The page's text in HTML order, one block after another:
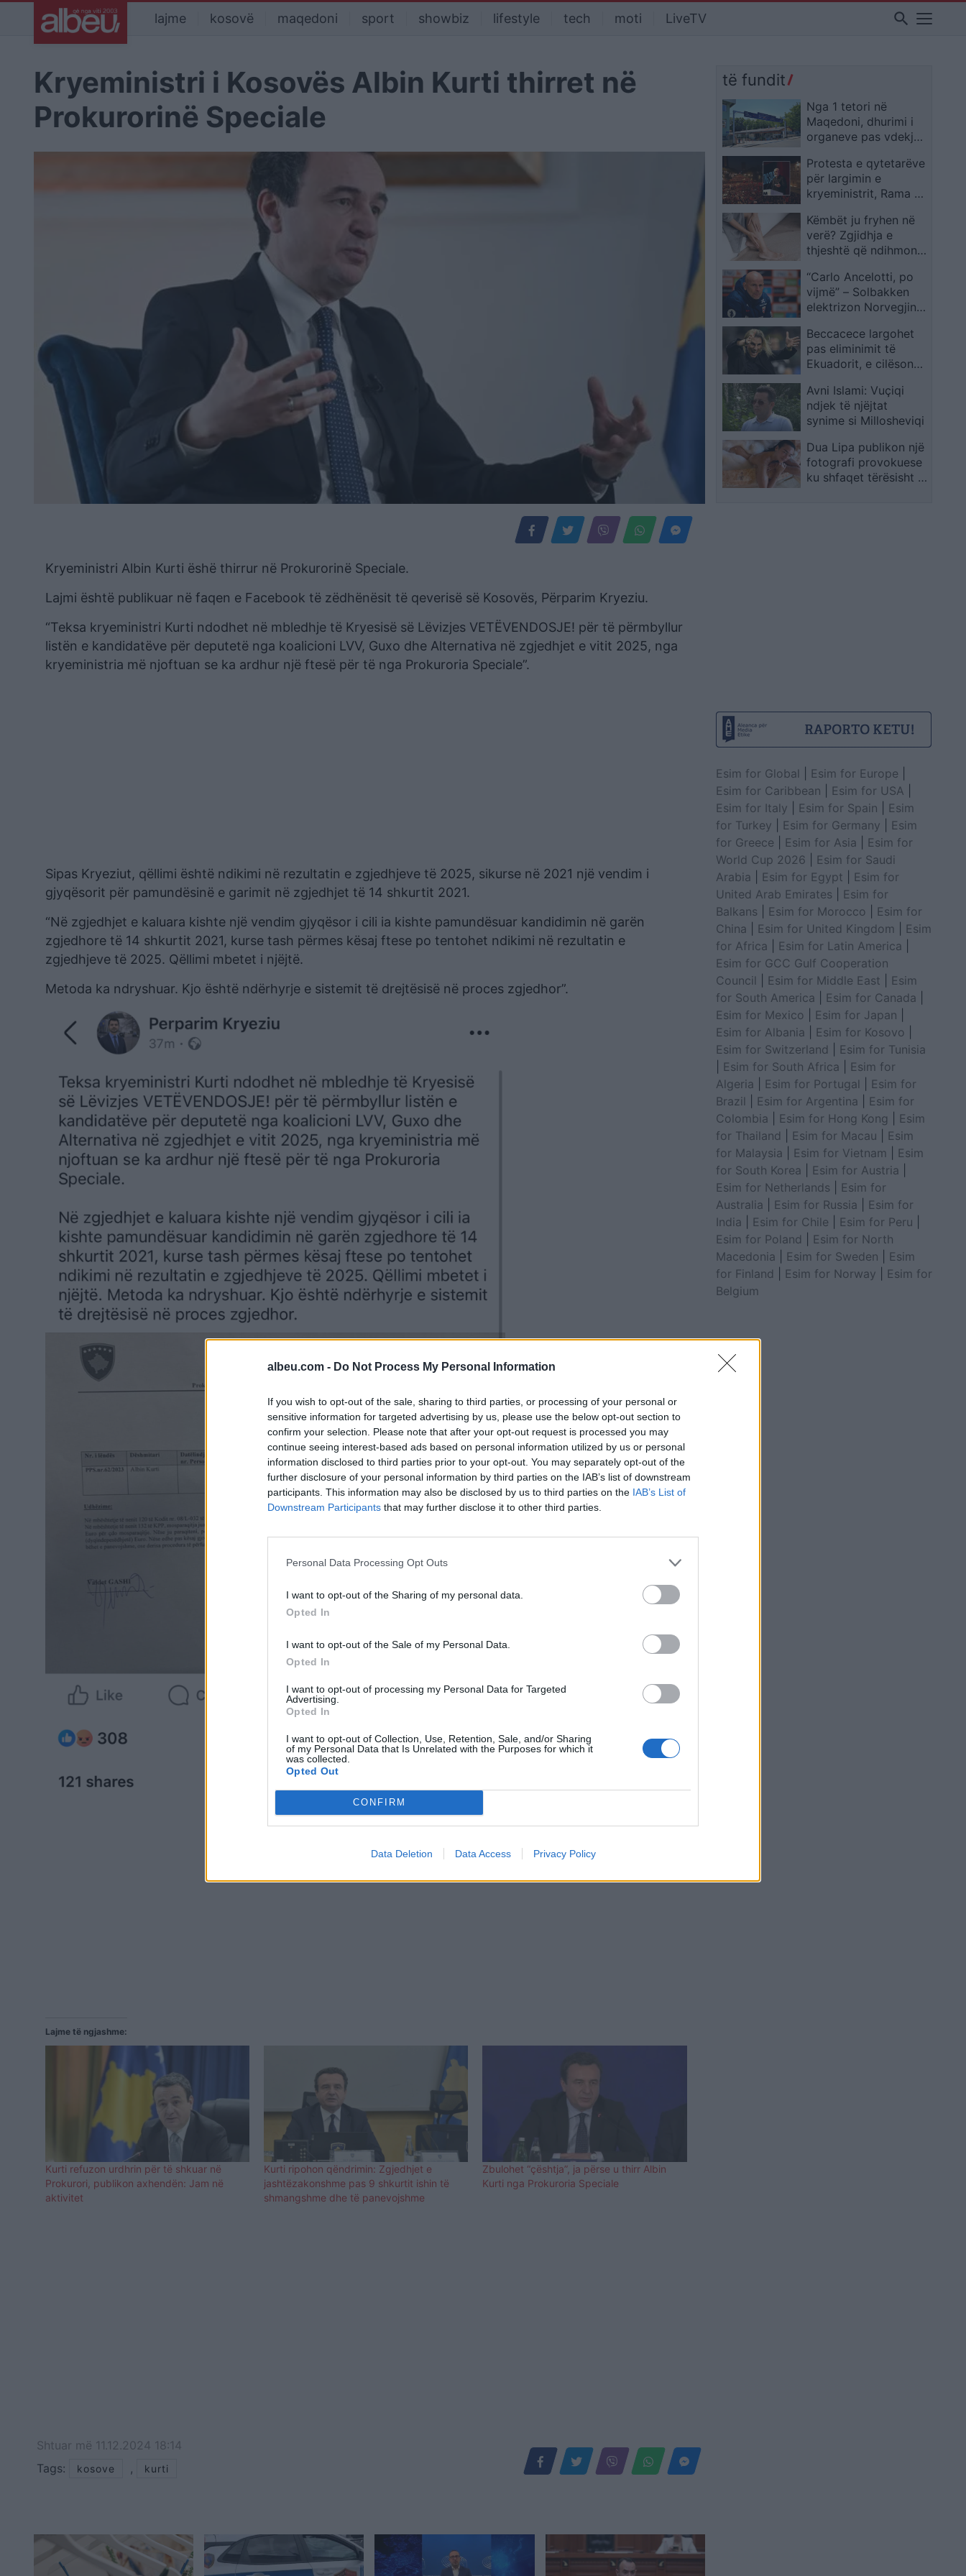
albeu.com - Do Not Process My Personal Information
If you wish to opt-out of the sale, sharing to third parties, or processing of your personal or
sensitive information for targeted advertising by us, please use the below opt-out section to
confirm your selection. Please note that after your opt-out request is processed you may
continue seeing interest-based ads based on personal information utilized by us or personal
information disclosed to third parties prior to your opt-out. You may separately opt-out of the
further disclosure of your personal information by third parties on the IAB’s list of downstream
participants. This information may also be disclosed by us to third parties on the IAB’s List of
Downstream Participants that may further disclose it to other third parties.
Personal Data Processing Opt Outs
I want to opt-out of the Sharing of my personal data.
Opted In
I want to opt-out of the Sale of my Personal Data.
Opted In
I want to opt-out of processing my Personal Data for Targeted
Advertising.
Opted In
I want to opt-out of Collection, Use, Retention, Sale, and/or Sharing
of my Personal Data that Is Unrelated with the Purposes for which it
was collected.
Opted Out
CONFIRM
Data Deletion Data Access Privacy Policy
lajme kosovë maqedoni sport showbiz lifestyle tech moti LiveTV search
Kryeministri i Kosovës Albin Kurti thirret në
Prokurorinë Speciale
Kryeministri Albin Kurti ëshë thirrur në Prokurorinë Speciale.
Lajmi është publikuar në faqen e Facebook të zëdhënësit të qeverisë së Kosovës, Përparim Kryeziu.
“Teksa kryeministri Kurti ndodhet në mbledhje të Kryesisë së Lëvizjes VETËVENDOSJE! për të përmbyllur
listën e kandidatëve për deputetë nga koalicioni LVV, Guxo dhe Alternativa në zgjedhjet e vitit 2025, nga
kryeministria më njoftuan se ka ardhur një ftesë për të nga Prokuroria Speciale”.
Sipas Kryeziut, qëllimi është ndikimi në rezultatin e zgjedhjeve të 2025, sikurse në 2021 një vendim i
gjyqësorit për pamundësinë e garimit në zgjedhjet të 14 shkurtit 2021.
“Në zgjedhjet e kaluara kishte një vendim gjyqësor i cili ia kishte pamundësuar kandidimin në garën
zgjedhore të 14 shkurtit 2021, kurse tash përmes kësaj ftese po tentohet ndikimi në rezultatin e
zgjedhjeve të 2025. Qëllimi mbetet i njëjtë.
Metoda ka ndryshuar. Kjo është ndërhyrje e sistemit të drejtësisë në proces zgjedhor”.
Lajme të ngjashme:
Kurti refuzon urdhrin për të shkuar në
Prokurori, publikon axhendën: Jam në
aktivitet
Kurti ripohon qëndrimin: Zgjedhjet e
jashtëzakonshme pas 9 shkurtit ishin të
shmangshme dhe të panevojshme
Zbulohet “çështja”, ja përse u thirr Albin
Kurti nga Prokuroria Speciale
Shtuar më 11.12.2024 18:14
Tags:
kosove , kurti
të fundit
Nga 1 tetori në
Maqedoni, dhurimi i
organeve pas vdekjes
nënshkrimin e mjekut
të familjes
Protesta e qytetarëve
për largimin e
kryeministrit, Rama e
për qeverinë, por fajin
e ka algoritmi
Këmbët ju fryhen në
verë? Zgjidhja e
thjeshtë që ndihmon
problem
“Carlo Ancelotti, po
vijmë” – Solbakken
elektrizon Norvegjinë
Beccacece largohet
pas eliminimit të
Ekuadorit, e cilëson
Avni Islami: Vuçiqi
ndjek të njëjtat
synime si Millosheviqi
Dua Lipa publikon një
fotografi provokuese
ku shfaqet tërësisht e
Esim for Global Esim for Europe
Esim for Caribbean
Esim for USA
Esim for Italy
Esim for Spain
Esim
for Turkey
Esim for Germany
Esim
for Greece
Esim for Asia
Esim for
World Cup 2026
Esim for Saudi
Arabia
Esim for Egypt
Esim for
United Arab Emirates
Esim for
Balkans
Esim for Morocco
Esim for
China
Esim for United Kingdom
Esim
for Africa
Esim for Latin America
Esim for GCC Gulf Cooperation
Council
Esim for Middle East
Esim
for South America
Esim for Canada
Esim for Mexico
Esim for Japan
Esim for Albania
Esim for Kosovo
Esim for Switzerland
Esim for Tunisia
Esim for South Africa
Esim for
Algeria
Esim for Portugal
Esim for
Brazil
Esim for Argentina
Esim for
Colombia
Esim for Hong Kong
Esim
for Thailand
Esim for Macau
Esim
for Malaysia
Esim for Vietnam
Esim
for South Korea
Esim for Austria
Esim for Netherlands
Esim for
Australia
Esim for Russia
Esim for
India
Esim for Chile Esim for Peru
Esim for Poland
Esim for North
Macedonia
Esim for Sweden
Esim
for Finland
Esim for Norway
Esim for
Belgium